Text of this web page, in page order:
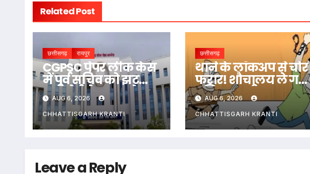
Related Post
छत्तीसगढ़ रायपुर
CGPSC पेपर लीक केस
में पूर्व सचिव को झटका,
हाईकोर्ट ने कहा- ‘पेपर
लीक हत्या से भी बड़ा
अपराध’
AUG 6, 2026
CHHATTISGARH KRANTI
छत्तीसगढ़
थाने के लॉकअप से चोर
फरार! शौचालय ले गई
पुलिस, पानी का बहाना
बनाकर आरोपी हुआ
नौ-दो ग्यारह
AUG 6, 2026
CHHATTISGARH KRANTI
Leave a Reply